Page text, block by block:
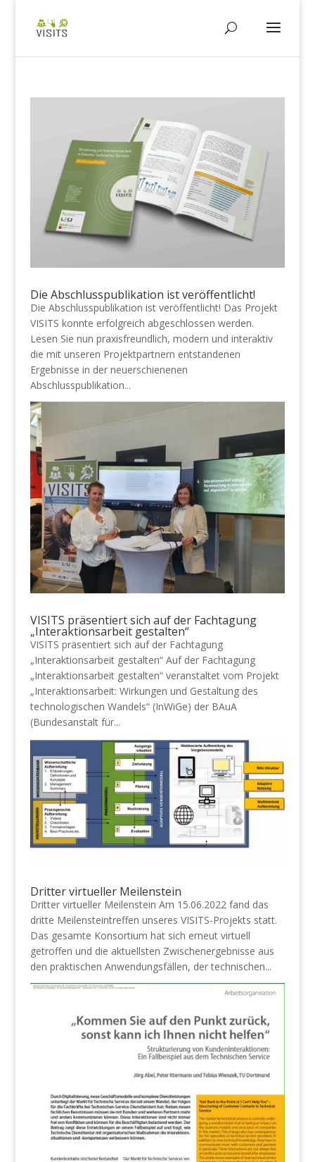
Die Abschlusspublikation ist veröffentlicht!
Die Abschlusspublikation ist veröffentlicht! Das Projekt
VISITS konnte erfolgreich abgeschlossen werden.
Lesen Sie nun praxisfreundlich, modern und interaktiv
die mit unseren Projektpartnern entstandenen
Ergebnisse in der neuerschienenen
Abschlusspublikation...
VISITS präsentiert sich auf der Fachtagung
„Interaktionsarbeit gestalten“
VISITS präsentiert sich auf der Fachtagung
„Interaktionsarbeit gestalten“ Auf der Fachtagung
„Interaktionsarbeit gestalten“ veranstaltet vom Projekt
„Interaktionsarbeit: Wirkungen und Gestaltung des
technologischen Wandels“ (InWiGe) der BAuA
(Bundesanstalt für...
Dritter virtueller Meilenstein
Dritter virtueller Meilenstein Am 15.06.2022 fand das
dritte Meilensteintreffen unseres VISITS-Projekts statt.
Das gesamte Konsortium hat sich erneut virtuell
getroffen und die aktuellsten Zwischenergebnisse aus
den praktischen Anwendungsfällen, der technischen...